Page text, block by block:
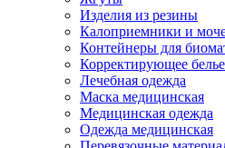
Изделия из резины
Калоприемники и
Контейнеры для
Корректирующее белье
Лечебная одежда
Маска медицинская
Медицинская одежда
Одежда медицинская